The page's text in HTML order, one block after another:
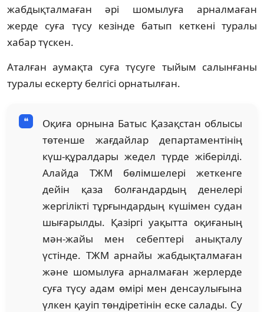
жабдықталмаған әрі шомылуға арналмаған
жерде суға түсу кезінде батып кеткені туралы
хабар түскен.
Аталған аумақта суға түсуге тыйым салынғаны
туралы ескерту белгісі орнатылған.
Оқиға орнына Батыс Қазақстан облысы
төтенше жағдайлар департаментінің
күш-құралдары жедел түрде жіберілді.
Алайда ТЖМ бөлімшелері жеткенге
дейін қаза болғандардың денелері
жергілікті тұрғындардың күшімен судан
шығарылды. Қазіргі уақытта оқиғаның
мән-жайы мен себептері анықталу
үстінде. ТЖМ арнайы жабдықталмаған
және шомылуға арналмаған жерлерде
суға түсу адам өмірі мен денсаулығына
үлкен қауіп төндіретінін еске салады. Су